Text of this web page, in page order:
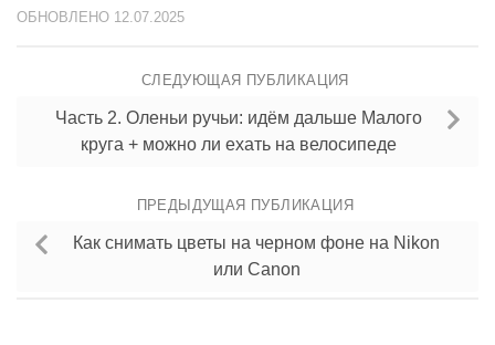
ОБНОВЛЕНО 12.07.2025
СЛЕДУЮЩАЯ ПУБЛИКАЦИЯ
Часть 2. Оленьи ручьи: идём дальше Малого
круга + можно ли ехать на велосипеде
ПРЕДЫДУЩАЯ ПУБЛИКАЦИЯ
Как снимать цветы на черном фоне на Nikon
или Canon